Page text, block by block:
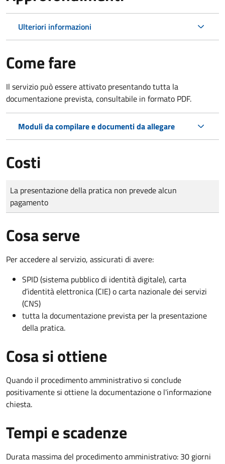
Ulteriori informazioni
Come fare
Il servizio può essere attivato presentando tutta la
documentazione prevista, consultabile in formato PDF.
Moduli da compilare e documenti da allegare
Costi
Tipo di pagamento
Importo
La presentazione della pratica non prevede alcun
pagamento
Cosa serve
Per accedere al servizio, assicurati di avere:
SPID (sistema pubblico di identità digitale), carta
d’identità elettronica (CIE) o carta nazionale dei servizi
(CNS)
tutta la documentazione prevista per la presentazione
della pratica.
Cosa si ottiene
Quando il procedimento amministrativo si conclude
positivamente si ottiene la documentazione o l'informazione
chiesta.
Tempi e scadenze
Durata massima del procedimento amministrativo: 30 giorni